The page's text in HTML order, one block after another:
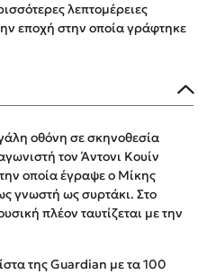
pizza από τον Άκη
το τεστ και ανακάλυψε την
Καλαμπάκας
Γιώτη στη Νικήτη
λεπτομέρειες
εποχή στην οποία γράφτηκε
οθόνη σε σκηνοθεσία
τον Άντονι Κουίν
οποία έγραψε ο Μίκης
γνωστή ως συρτάκι. Στο
πλέον ταυτίζεται με την
της Guardian με τα 100